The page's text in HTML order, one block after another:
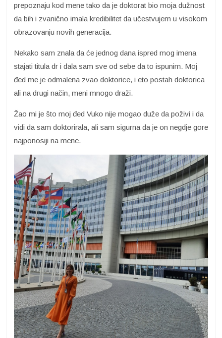
prepoznaju kod mene tako da je doktorat bio moja dužnost
da bih i zvanično imala kredibilitet da učestvujem u visokom
obrazovanju novih generacija.
Nekako sam znala da će jednog dana ispred mog imena
stajati titula dr i dala sam sve od sebe da to ispunim. Moj
đed me je odmalena zvao doktorice, i eto postah doktorica
ali na drugi način, meni mnogo draži.
Žao mi je što moj đed Vuko nije mogao duže da poživi i da
vidi da sam doktorirala, ali sam sigurna da je on negdje gore
najponosiji na mene.